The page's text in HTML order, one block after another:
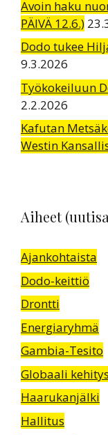
Avoin haku
PÄIVÄ 12.6.)
Dodo tukee
9.3.2026
Työkokeiluun
2.2.2026
Kafutan
Westin
Aiheet
Ajankohtaista
Dodo-keittiö
Drontti
Energiaryhmä
Gambia-Tesito
Globaali kehitys
Haarukanjälki
Hallitus